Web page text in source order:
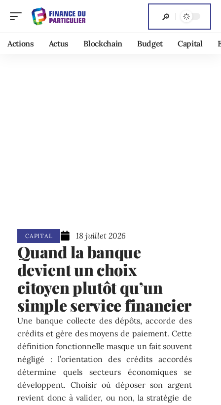
Actions Actus Blockchain Budget Capital
CAPITAL 18 juillet 2026
Quand la banque
devient un choix
citoyen plutôt qu’un
simple service financier
Une banque collecte des dépôts, accorde des
crédits et gère des moyens de paiement. Cette
définition fonctionnelle masque un fait souvent
négligé : l’orientation des crédits accordés
détermine quels secteurs économiques se
développent. Choisir où déposer son argent
revient donc à valider, ou non, la stratégie de